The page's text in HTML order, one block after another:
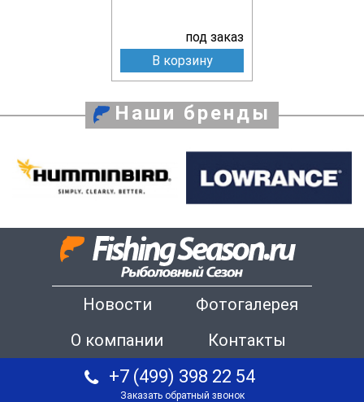
под заказ
В корзину
Наши бренды
Новости
Фотогалерея
О компании
Контакты
+7 (499) 398 22 54
Заказать обратный звонок